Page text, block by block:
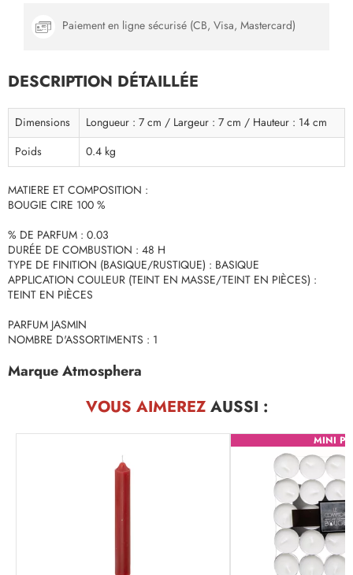
Paiement en ligne sécurisé (CB, Visa, Mastercard)
DESCRIPTION DÉTAILLÉE
Dimensions
Longueur : 7 cm / Largeur : 7 cm / Hauteur : 14 cm
Poids
0.4 kg
MATIERE ET COMPOSITION :
BOUGIE CIRE 100 %
% DE PARFUM : 0.03
DURÉE DE COMBUSTION : 48 H
TYPE DE FINITION (BASIQUE/RUSTIQUE) : BASIQUE
APPLICATION COULEUR (TEINT EN MASSE/TEINT EN PIÈCES) :
TEINT EN PIÈCES
PARFUM JASMIN
NOMBRE D'ASSORTIMENTS : 1
Marque Atmosphera
VOUS AIMEREZAUSSI :
MINI